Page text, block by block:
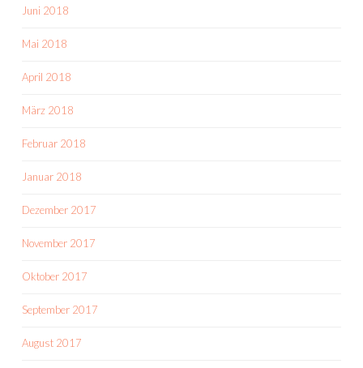
Juni 2018
Mai 2018
April 2018
März 2018
Februar 2018
Januar 2018
Dezember 2017
November 2017
Oktober 2017
September 2017
August 2017